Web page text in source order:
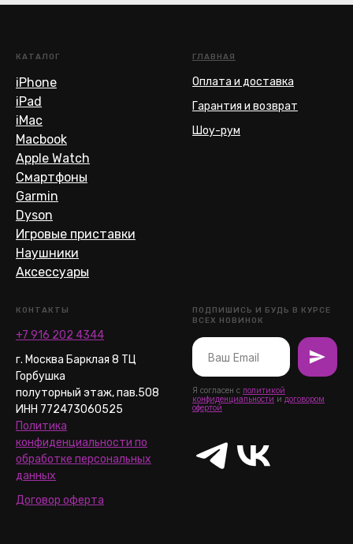
КАТАЛОГ
iPhone
iPad
iMac
Macbook
Apple Watch
Смартфоны
Garmin
Dyson
Игровые приставки
Наушники
Аксессуары
ГЛАВНАЯ
Оплата и доставка
Гарантия и возврат
Шоу-рум
КОНТАКТЫ
+7 916 202 4344
г. Москва Барклая 8 ТЦ
Горбушка
полуторный этаж, пав.508
ИНН 772473060525
Политика
конфиденциальности по
обработке персональных
данных
Договор оферта
ПОДПИШИСЬ И БУДЬ В КУРСЕ
ВСЕХ НОВИНОК
Я согласен с политикой
конфиденциальности и договором
офертой